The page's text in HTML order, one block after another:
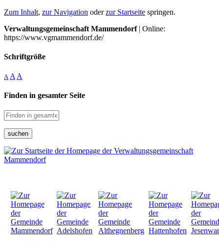
Zum Inhalt, zur Navigation oderzur Startseite springen.
Verwaltungsgemeinschaft Mammendorf| Online:
https://www.vgmammendorf.de/
Schriftgröße
A A A
Finden in gesamter Seite
suchen